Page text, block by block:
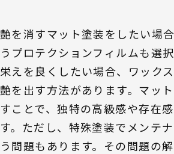
艶を消すマット塗装をしたい場
うプロテクションフィルムも選
栄えを良くしたい場合、ワック
艶を出す方法があります。マッ
すことで、独特の高級感や存在
す。ただし、特殊塗装でメンテ
う問題もあります。その問題の